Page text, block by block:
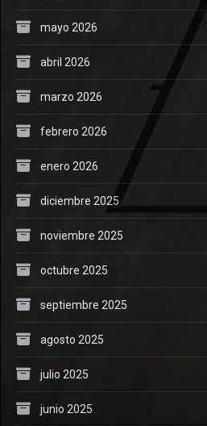
mayo 2026
abril 2026
marzo 2026
febrero 2026
enero 2026
diciembre 2025
noviembre 2025
octubre 2025
septiembre 2025
agosto 2025
julio 2025
junio 2025